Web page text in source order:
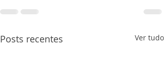
Posts recentes Ver tudo